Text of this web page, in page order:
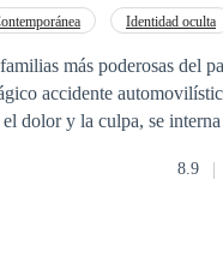
Identidad oculta
más poderosas del
accidente
dolor y la culpa, se
y
8.9